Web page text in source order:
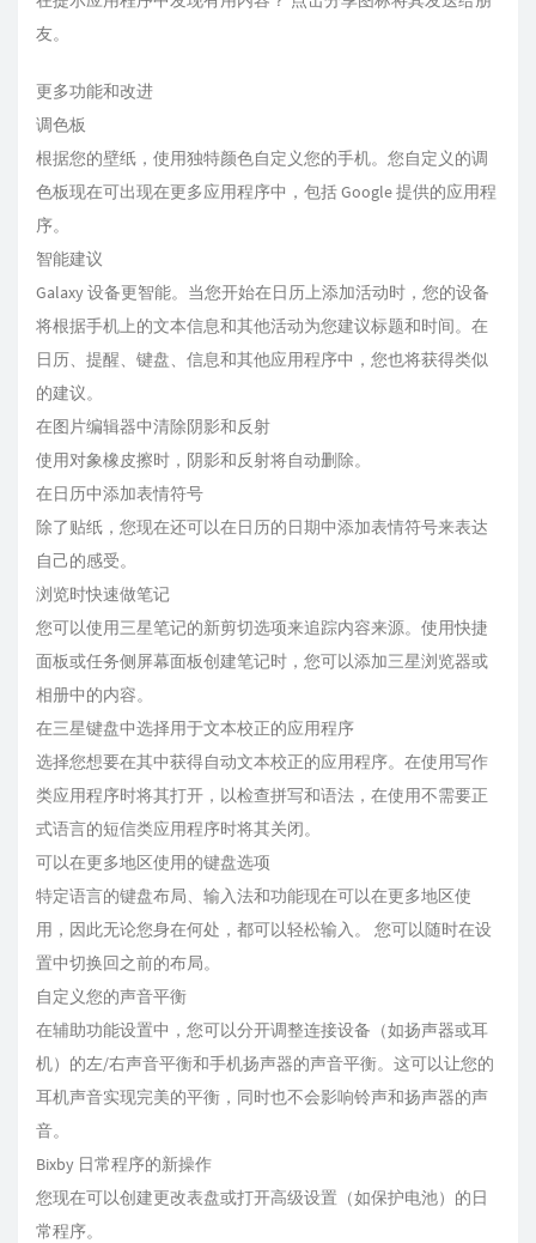
友。
更多功能和改进
调色板
根据您的壁纸，使用独特颜色自定义您的手机。您自定义的调
色板现在可出现在更多应用程序中，包括 Google 提供的应用程
序。
智能建议
Galaxy 设备更智能。当您开始在日历上添加活动时，您的设备
将根据手机上的文本信息和其他活动为您建议标题和时间。在
日历、提醒、键盘、信息和其他应用程序中，您也将获得类似
的建议。
在图片编辑器中清除阴影和反射
使用对象橡皮擦时，阴影和反射将自动删除。
在日历中添加表情符号
除了贴纸，您现在还可以在日历的日期中添加表情符号来表达
自己的感受。
浏览时快速做笔记
您可以使用三星笔记的新剪切选项来追踪内容来源。使用快捷
面板或任务侧屏幕面板创建笔记时，您可以添加三星浏览器或
相册中的内容。
在三星键盘中选择用于文本校正的应用程序
选择您想要在其中获得自动文本校正的应用程序。在使用写作
类应用程序时将其打开，以检查拼写和语法，在使用不需要正
式语言的短信类应用程序时将其关闭。
可以在更多地区使用的键盘选项
特定语言的键盘布局、输入法和功能现在可以在更多地区使
用，因此无论您身在何处，都可以轻松输入。 您可以随时在设
置中切换回之前的布局。
自定义您的声音平衡
在辅助功能设置中，您可以分开调整连接设备（如扬声器或耳
机）的左/右声音平衡和手机扬声器的声音平衡。这可以让您的
耳机声音实现完美的平衡，同时也不会影响铃声和扬声器的声
音。
Bixby 日常程序的新操作
您现在可以创建更改表盘或打开高级设置（如保护电池）的日
常程序。